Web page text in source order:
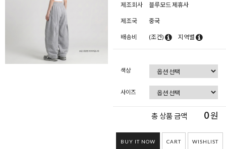
제조회사 블루모드 제휴사
제조국 중국
배송비 (조건) 지역별
색상
사이즈
총 상품 금액 0원
BUY IT NOW CART WISHLIST